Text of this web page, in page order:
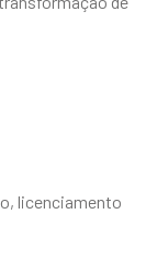
licenciamento